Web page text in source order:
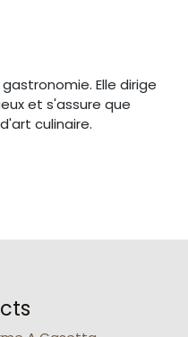
Elle dirige
et s'assure que
culinaire.